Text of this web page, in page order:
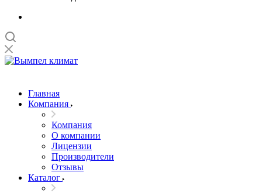
Главная
Компания
Компания
О компании
Лицензии
Производители
Отзывы
Каталог